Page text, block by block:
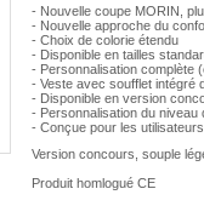
- Nouvelle coupe MORIN,
- Nouvelle approche du
- Choix de colorie étendu
- Disponible en tailles
- Personnalisation complète
- Veste avec soufflet intégré
- Disponible en version
- Personnalisation du niveau
- Conçue pour les
Version concours, souple
Produit homlogué CE